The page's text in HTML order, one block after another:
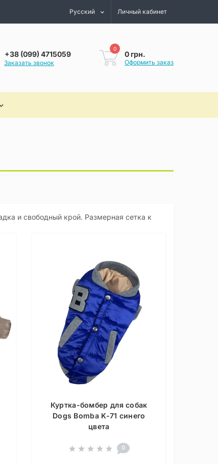
Русский Личный кабинет
+38 (099) 4715059
Заказать звонок
0
0 грн.
Оформить заказ
и свободный крой. Размерная сетка к
Куртка-бомбер для собак
Dogs Bomba K-71 синего
цвета
0